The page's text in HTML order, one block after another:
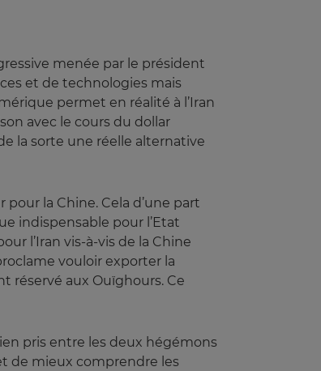
menée par le président
et de technologies mais
permet en réalité à l’Iran
avec le cours du dollar
la sorte une réelle alternative
la Chine. Cela d’une part
indispensable pour l’Etat
l’Iran vis-à-vis de la Chine
vouloir exporter la
réservé aux Ouïghours. Ce
pris entre les deux hégémons
de mieux comprendre les